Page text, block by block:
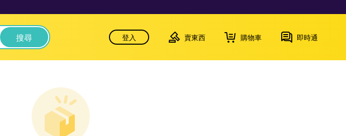
搜尋 登入 賣東西 購物車 即時通